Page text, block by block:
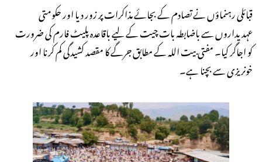
قبائلی رہنماؤں نے تصادم کے بجائے مذاکرات پر زور دیا اور حکومتی
عہدیداروں سے باضابطہ بات چیت کے لیے باقاعدہ پلیٹ فارم کی ضرورت
کو اجاگر کیا۔ مفتی بیت اللہ کے مطابق جرگے کا مقصد کشیدگی کم کرنا اور
خونریزی سے بچنا ہے۔